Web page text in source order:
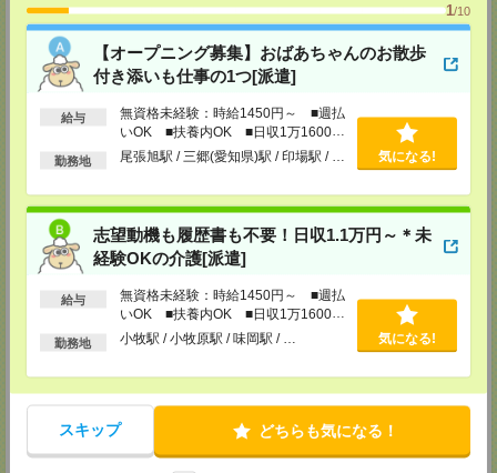
1/10
【オープニング募集】おばあちゃんのお散歩
付き添いも仕事の1つ[派遣]
給与
無資格未経験：時給1450円～ ■週払
いOK ■扶養内OK ■日収1万1600円
以上
勤務地 尾張旭駅 / 三郷(愛知県)駅 / 印場駅 / … 気になる!
志望動機も履歴書も不要！日収1.1万円～＊未
経験OKの介護[派遣]
給与
無資格未経験：時給1450円～ ■週払
いOK ■扶養内OK ■日収1万1600円
以上
勤務地 小牧駅 / 小牧原駅 / 味岡駅 / … 気になる!
スキップ どちらも気になる！
(2)電話応募の場合
お時間のあるときにお電話にてご応募いただければ
その場で登録も可能です。
持ち物
【電話登録】
弊社HPよりマイページ作成をお願いします
電話での登録の際に、マイページ作成をいただいた旨をお伝えください。
【電話登録】30分程度
・経験やご希望などをインタビュー
・お仕事のご紹介など
〒460-0008